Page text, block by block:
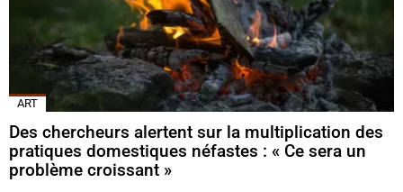
ART
Des chercheurs alertent sur la multiplication des
pratiques domestiques néfastes : « Ce sera un
problème croissant »